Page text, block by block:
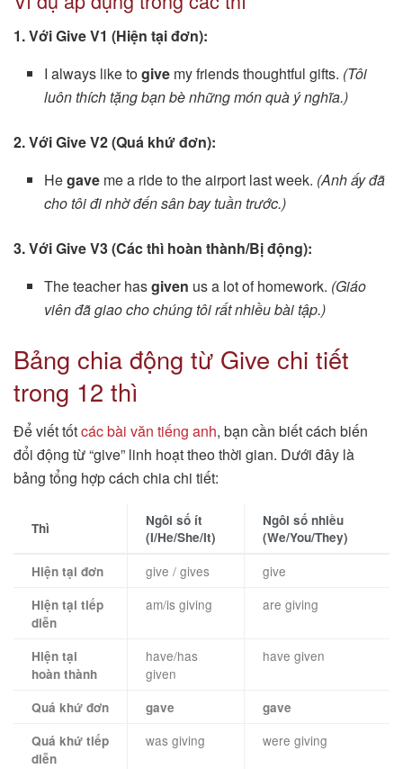
1. Với Give V1 (Hiện tại đơn):
I always like togive my friends thoughtful gifts. (Tôi
luôn thích tặng bạn bè những món quà ý nghĩa.)
2. Với Give V2 (Quá khứ đơn):
Hegave me a ride to the airport last week. (Anh ấy đã
cho tôi đi nhờ đến sân bay tuần trước.)
3. Với Give V3 (Các thì hoàn thành/Bị động):
The teacher hasgiven us a lot of homework. (Giáo
viên đã giao cho chúng tôi rất nhiều bài tập.)
Bảng chia động từ Give chi tiết
trong 12 thì
Để viết tốtcác bài văn tiếng anh, bạn cần biết cách biến
đổi động từ “give” linh hoạt theo thời gian. Dưới đây là
bảng tổng hợp cách chia chi tiết:
Thì
Ngôi số ít
(I/He/She/It)
Ngôi số nhiều
(We/You/They)
Hiện tại đơn
give / gives give
Hiện tại tiếp
diễn
am/is giving are giving
Hiện tại
hoàn thành
have/has
given
have given
Quá khứ đơn gave
gave
Quá khứ tiếp
diễn
was giving were giving